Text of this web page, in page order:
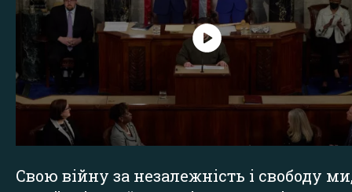
Свою війну за незалежність і свободу